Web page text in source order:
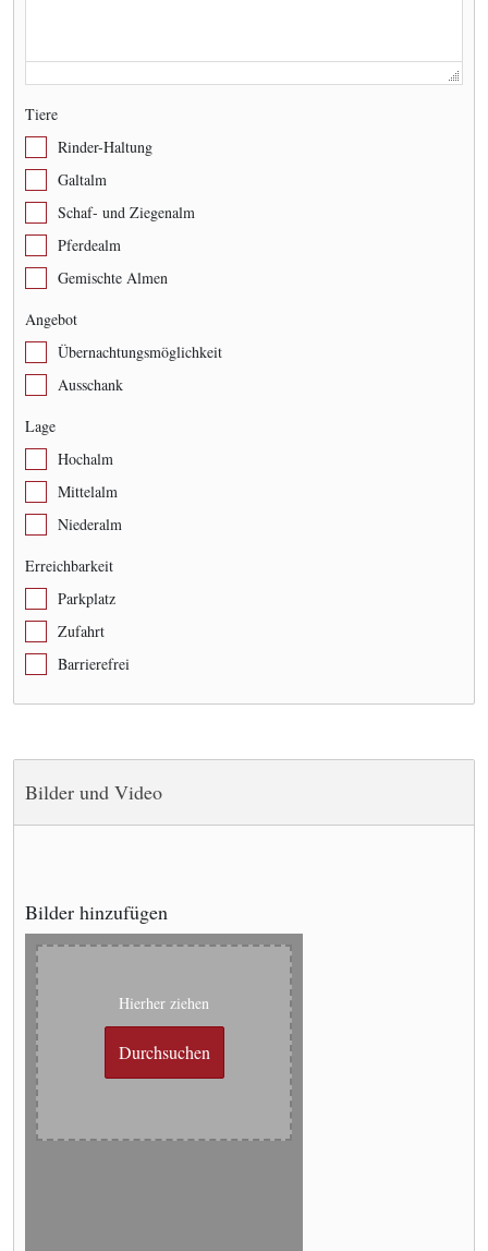
Tiere
Rinder-Haltung
Galtalm
Schaf- und Ziegenalm
Pferdealm
Gemischte Almen
Angebot
Übernachtungsmöglichkeit
Ausschank
Lage
Hochalm
Mittelalm
Niederalm
Erreichbarkeit
Parkplatz
Zufahrt
Barrierefrei
Bilder und Video
Bilder hinzufügen
Hierher ziehen
Durchsuchen